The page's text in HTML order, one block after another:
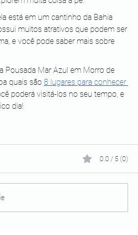
está em um cantinho da Bahia
muitos atrativos que podem ser
e você pode saber mais sobre
Pousada Mar Azul em Morro de
quais são 8 lugares para conhecer
poderá visitá-los no seu tempo, e
dia!
0.0 / 5 (0)